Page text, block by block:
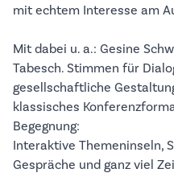
mit echtem Interesse am
Mit dabei u. a.: Gesine
Tabesch. Stimmen für
gesellschaftliche
klassisches
Begegnung:
Interaktive Themeninseln,
Gespräche und ganz viel